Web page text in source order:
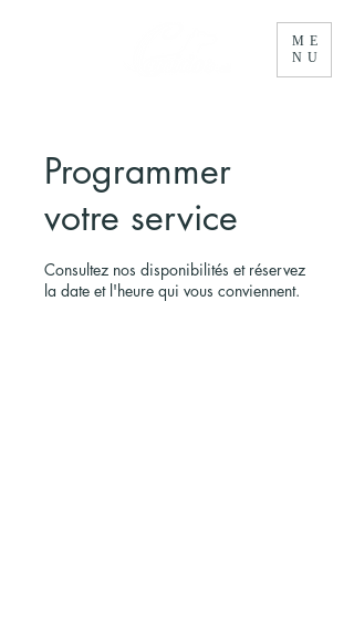
ME
NU
Programmer
votre service
Consultez nos disponibilités et réservez
la date et l'heure qui vous conviennent.